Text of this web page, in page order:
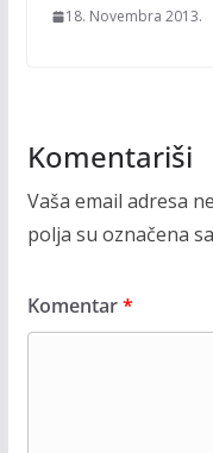
18. Novembra 2013.
Komentariši
Vaša email adresa
polja su označena sa
Komentar*